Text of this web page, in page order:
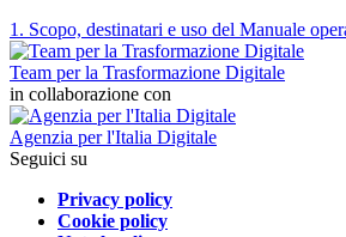
1. Scopo, destinatari e uso del Manuale
Team per la Trasformazione Digitale
in collaborazione con
Agenzia per l'Italia Digitale
Seguici su
Privacy policy
Cookie policy